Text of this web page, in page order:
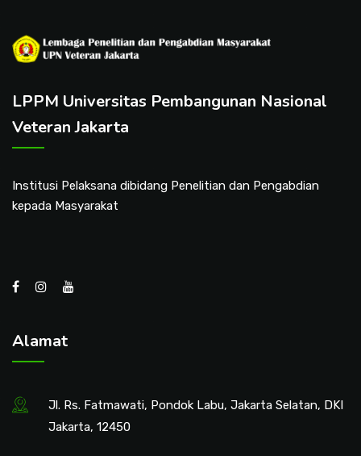
LPPM Universitas Pembangunan Nasional
Veteran Jakarta
Institusi Pelaksana dibidang Penelitian dan Pengabdian
kepada Masyarakat
Alamat
Jl. Rs. Fatmawati, Pondok Labu, Jakarta Selatan, DKI
Jakarta, 12450